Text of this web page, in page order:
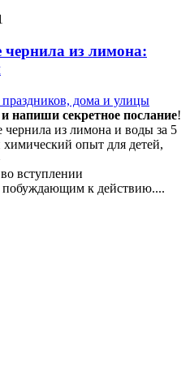
чернила из лимона:
дома и улицы
секретное послание!
чернила из лимона и воды за 5
опыт для детей,
вступлении
к действию....